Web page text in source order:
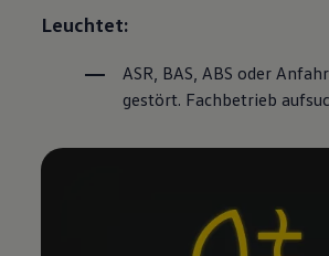
Leuchtet:
ASR, BAS, ABS oder
gestört. Fachbetrieb